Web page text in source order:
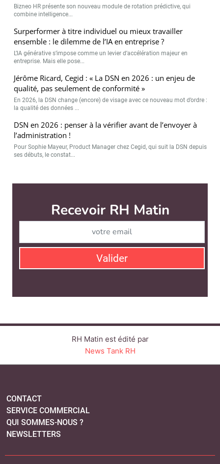
Bizneo HR présente son nouveau module de rotation prédictive, qui
combine intelligence...
Surperformer à titre individuel ou mieux travailler
ensemble : le dilemme de l’IA en entreprise ?
L’IA générative s’impose comme un levier d’accélération majeur en
entreprise. Mais elle pose...
Jérôme Ricard, Cegid : « La DSN en 2026 : un enjeu de
qualité, pas seulement de conformité »
En 2026, la DSN change (encore) de visage avec ce nouveau mot d’ordre :
la qualité des données ...
DSN en 2026 : penser à la vérifier avant de l’envoyer à
l’administration !
Pour Sophie Mayeur, Product Manager chez Cegid, qui suit la DSN depuis
ses débuts, le constat...
RH Matin est édité par
QUI SOMMES-NOUS ?
LINKEDINTWITTERFACEBOOK
MENTIONS LÉGALES
POLITIQUE DE CONFIDENTIALITÉ
COOKIES